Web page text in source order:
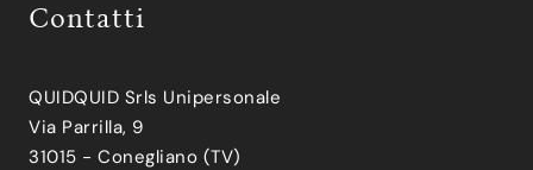
Contatti
QUIDQUID Srls Unipersonale
Via Parrilla, 9
31015 - Conegliano (TV)